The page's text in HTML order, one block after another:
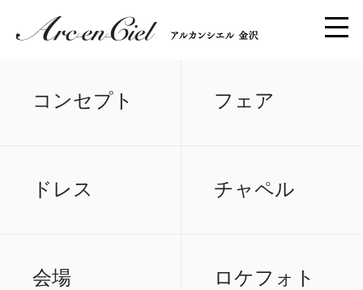
コンセプト フェア
ドレス チャペル
会場 ロケフォト